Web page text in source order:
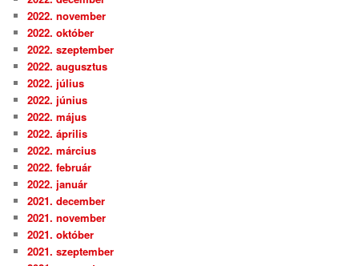
2022. november
2022. október
2022. szeptember
2022. augusztus
2022. július
2022. június
2022. május
2022. április
2022. március
2022. február
2022. január
2021. december
2021. november
2021. október
2021. szeptember